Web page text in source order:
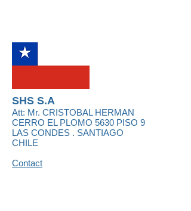
SHS S.A
Att: Mr. CRISTOBAL HERMAN
CERRO EL PLOMO 5630 PISO 9
LAS CONDES . SANTIAGO
CHILE
Contact